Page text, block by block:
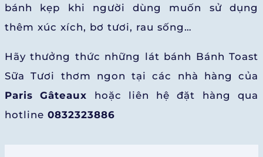
bánh kẹp khi người dùng muốn sử dụng
thêm xúc xích, bơ tươi, rau sống…
Hãy thưởng thức những lát bánh Bánh Toast
Sữa Tươi thơm ngon tại các nhà hàng của
Paris Gâteaux hoặc liên hệ đặt hàng qua
hotline 0832323886